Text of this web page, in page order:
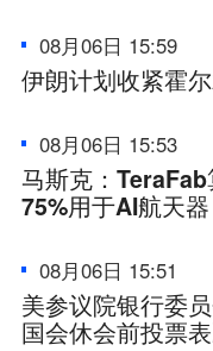
08月06日 15:59
伊朗计划收紧霍
08月06日 15:53
马斯克：
75%用于AI航天器
08月06日 15:51
美参议院银行委
国会休会前投票